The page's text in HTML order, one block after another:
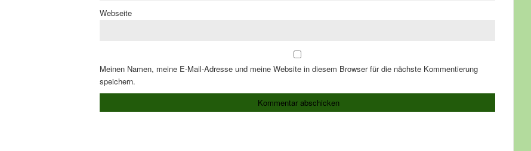
Webseite
Meinen Namen, meine E-Mail-Adresse und meine Website in diesem Browser für die nächste Kommentierung
speichern.